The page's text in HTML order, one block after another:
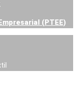
(PTEE)